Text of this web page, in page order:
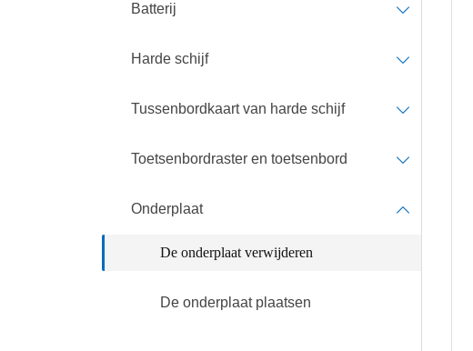
Batterij
Harde schijf
Tussenbordkaart van harde schijf
Toetsenbordraster en toetsenbord
Onderplaat
De onderplaat verwijderen
De onderplaat plaatsen